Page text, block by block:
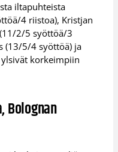
iltapuhteista
4 riistoa), Kristjan
2/5 syöttöä/3
(13/5/4 syöttöä) ja
korkeimpiin
Bolognan